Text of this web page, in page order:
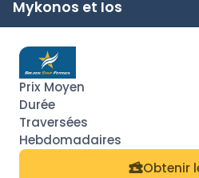
Mykonos et Ios
Obtenir